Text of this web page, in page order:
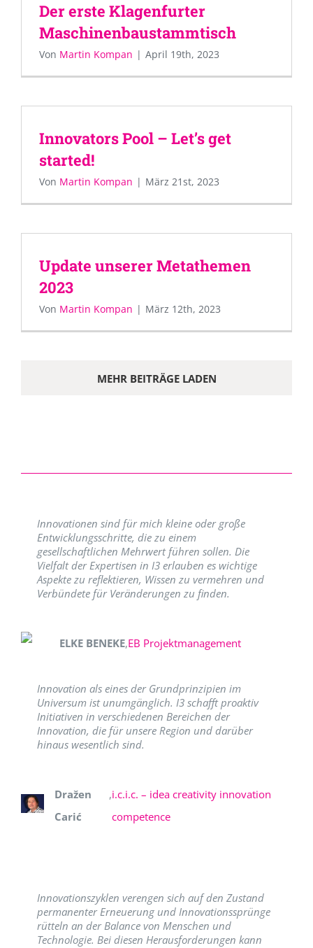
Der erste Klagenfurter
Maschinenbaustammtisch
Von Martin Kompan | April 19th, 2023
Innovators Pool – Let’s get
started!
Von Martin Kompan | März 21st, 2023
Update unserer Metathemen
2023
Von Martin Kompan | März 12th, 2023
MEHR BEITRÄGE LADEN
Innovationen sind für mich kleine oder große
Entwicklungsschritte, die zu einem
gesellschaftlichen Mehrwert führen sollen. Die
Vielfalt der Expertisen in I3 erlauben es wichtige
Aspekte zu reflektieren, Wissen zu vermehren und
Verbündete für Veränderungen zu finden.
ELKE BENEKE,EB Projektmanagement
Innovation als eines der Grundprinzipien im
Universum ist unumgänglich. I3 schafft proaktiv
Initiativen in verschiedenen Bereichen der
Innovation, die für unsere Region und darüber
hinaus wesentlich sind.
Dražen
Carić
,i.c.i.c. – idea creativity innovation
competence
Innovationszyklen verengen sich auf den Zustand
permanenter Erneuerung und Innovationssprünge
rütteln an der Balance von Menschen und
Technologie. Bei diesen Herausforderungen kann